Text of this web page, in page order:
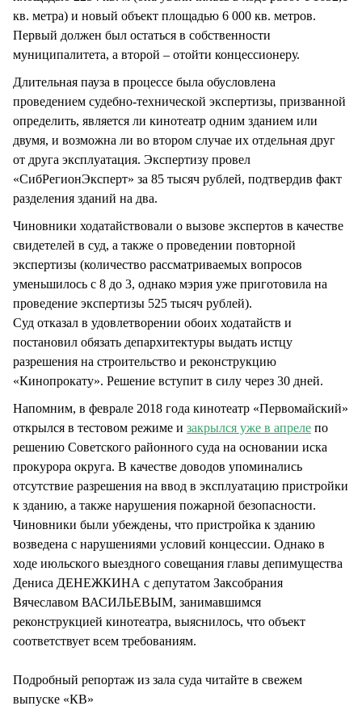
кв. метра) и новый объект площадью 6 000 кв. метров.
Первый должен был остаться в собственности
муниципалитета, а второй – отойти концессионеру.
Длительная пауза в процессе была обусловлена
проведением судебно-технической экспертизы, призванной
определить, является ли кинотеатр одним зданием или
двумя, и возможна ли во втором случае их отдельная друг
от друга эксплуатация. Экспертизу провел
«СибРегионЭксперт» за 85 тысяч рублей, подтвердив факт
разделения зданий на два.
Чиновники ходатайствовали о вызове экспертов в качестве
свидетелей в суд, а также о проведении повторной
экспертизы (количество рассматриваемых вопросов
уменьшилось с 8 до 3, однако мэрия уже приготовила на
проведение экспертизы 525 тысяч рублей).
Суд отказал в удовлетворении обоих ходатайств и
постановил обязать депархитектуры выдать истцу
разрешения на строительство и реконструкцию
«Кинопрокату». Решение вступит в силу через 30 дней.
Напомним, в феврале 2018 года кинотеатр «Первомайский»
открылся в тестовом режиме и закрылся уже в апреле по
решению Советского районного суда на основании иска
прокурора округа. В качестве доводов упоминались
отсутствие разрешения на ввод в эксплуатацию пристройки
к зданию, а также нарушения пожарной безопасности.
Чиновники были убеждены, что пристройка к зданию
возведена с нарушениями условий концессии. Однако в
ходе июльского выездного совещания главы депимущества
Дениса ДЕНЕЖКИНА с депутатом Заксобрания
Вячеславом ВАСИЛЬЕВЫМ, занимавшимся
реконструкцией кинотеатра, выяснилось, что объект
соответствует всем требованиям.
Подробный репортаж из зала суда читайте в свежем
выпуске «КВ»